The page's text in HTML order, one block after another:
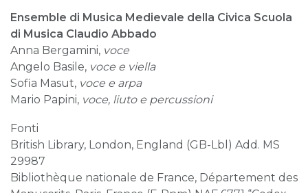
Ensemble di Musica Medievale della Civica Scuola
di Musica Claudio Abbado
Anna Bergamini, voce
Angelo Basile, voce e viella
Sofia Masut, voce e arpa
Mario Papini, voce, liuto e percussioni
Fonti
British Library, London, England (GB-Lbl) Add. MS
29987
Bibliothèque nationale de France, Département des